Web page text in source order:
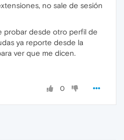
no sale de sesión
probar desde otro perfil de
ya reporte desde la
ver que me dicen.
0